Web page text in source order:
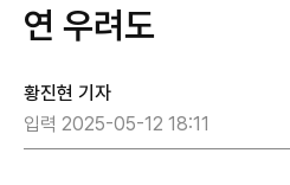
연 우려도
황진현 기자
입력 2025-05-12 18:11